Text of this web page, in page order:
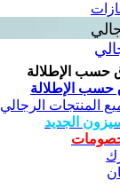
حسب الإطلالة
الإطلالة
المنتجات الرجالي
الجديد